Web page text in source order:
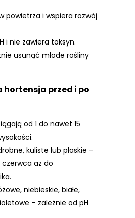
powietrza i wspiera rozwój
i nie zawiera toksyn.
usunąć młode rośliny
przed i po
od 1 do nawet 15
kuliste lub płaskie –
aż do
niebieskie, białe,
– zależnie od pH